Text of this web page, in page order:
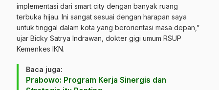
implementasi dari smart city dengan banyak ruang
terbuka hijau. Ini sangat sesuai dengan harapan saya
untuk tinggal dalam kota yang berorientasi masa depan,”
ujar Bicky Satrya Indrawan, dokter gigi umum RSUP
Kemenkes IKN.
Baca juga:
Prabowo: Program Kerja Sinergis dan